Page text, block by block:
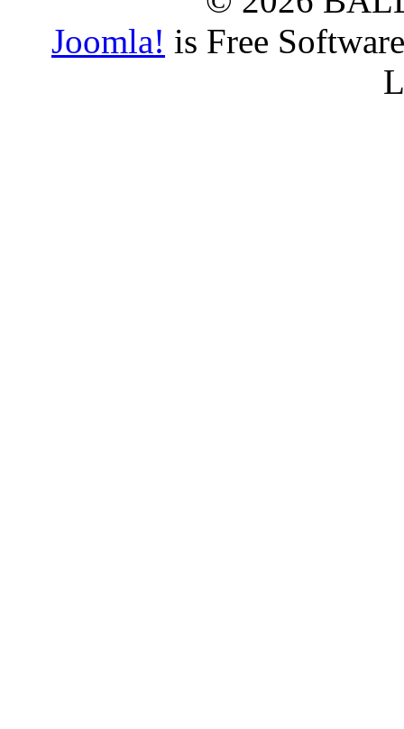
Joomla! is Free